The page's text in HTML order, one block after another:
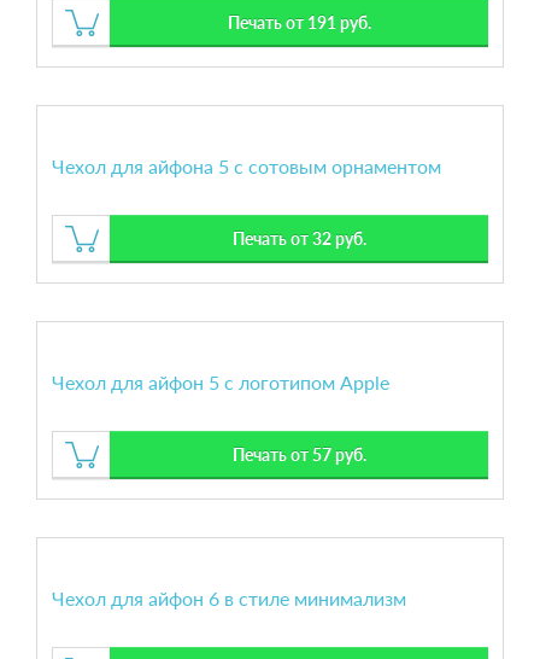
Печать от 191 руб.
Чехол для айфона 5 с сотовым орнаментом
Печать от 32 руб.
Чехол для айфон 5 с логотипом Apple
Печать от 57 руб.
Чехол для айфон 6 в стиле минимализм